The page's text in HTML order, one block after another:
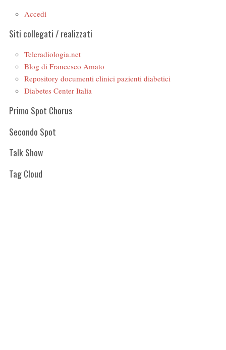
Accedi
Siti collegati / realizzati
Teleradiologia.net
Blog di Francesco Amato
Repository documenti clinici pazienti diabetici
Diabetes Center Italia
Primo Spot Chorus
Secondo Spot
Talk Show
Tag Cloud